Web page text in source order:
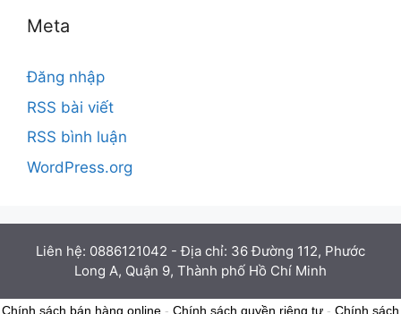
Meta
Đăng nhập
RSS bài viết
RSS bình luận
WordPress.org
Liên hệ: 0886121042 - Địa chỉ: 36 Đường 112, Phước
Long A, Quận 9, Thành phố Hồ Chí Minh
Chính sách bán hàng online - Chính sách quyền riêng tư - Chính sách